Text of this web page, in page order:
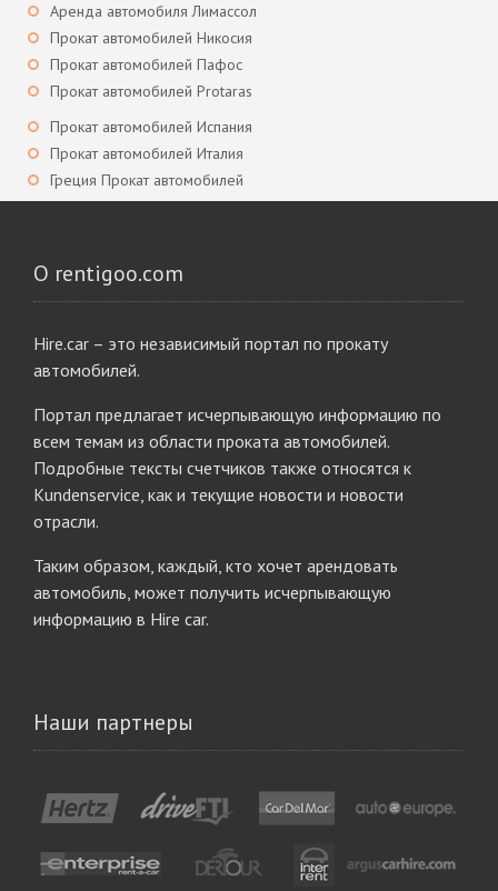
Аренда автомобиля Лимассол
Прокат автомобилей Никосия
Прокат автомобилей Пафос
Прокат автомобилей Protaras
Прокат автомобилей Испания
Прокат автомобилей Италия
Греция Прокат автомобилей
О rentigoo.com
Hire.car – это независимый портал по прокату
автомобилей.
Портал предлагает исчерпывающую информацию по
всем темам из области проката автомобилей.
Подробные тексты счетчиков также относятся к
Kundenservice, как и текущие новости и новости
отрасли.
Таким образом, каждый, кто хочет арендовать
автомобиль, может получить исчерпывающую
информацию в Hire car.
Наши партнеры